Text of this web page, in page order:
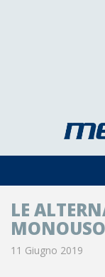
LE
MONOUSO
11 Giugno 2019